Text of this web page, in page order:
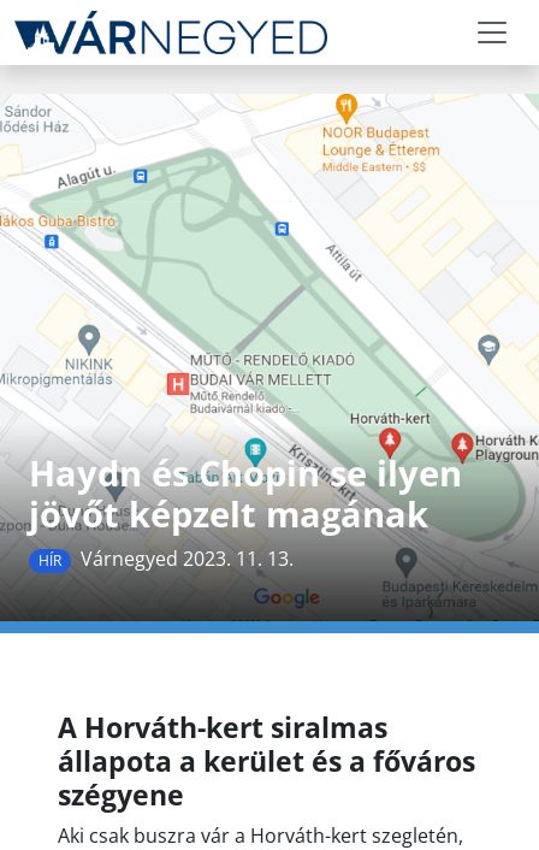
Haydn és Chopin se ilyen
jövőt képzelt magának
HÍR Várnegyed 2023. 11. 13.
A Horváth-kert siralmas
állapota a kerület és a főváros
szégyene
Aki csak buszra vár a Horváth-kert szegletén,